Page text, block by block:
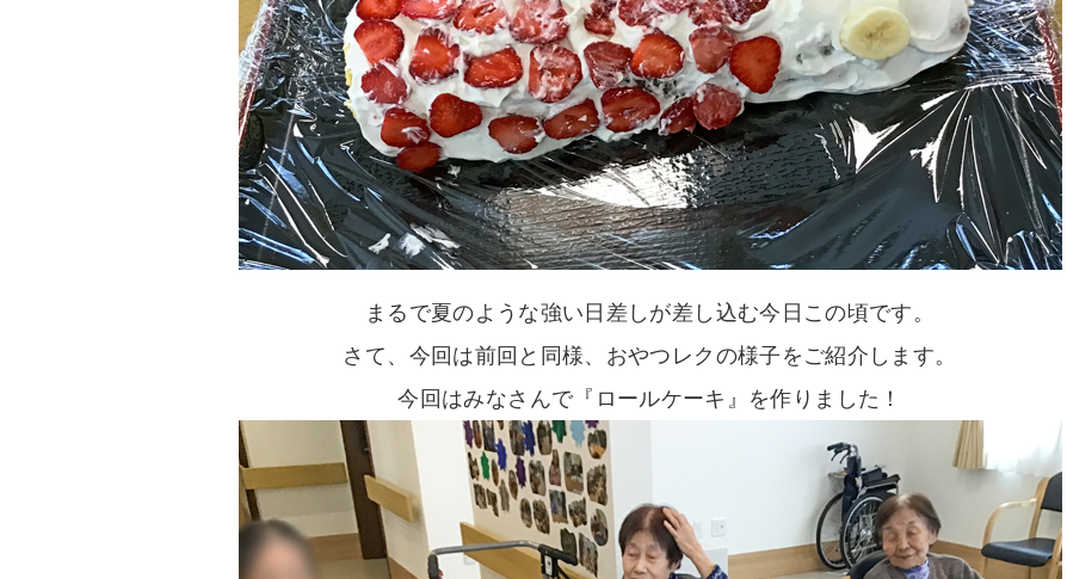
まるで夏のような強い日差しが差し込む今日この頃です。
さて、今回は前回と同様、おやつレクの様子をご紹介します。
今回はみなさんで『ロールケーキ』を作りました！